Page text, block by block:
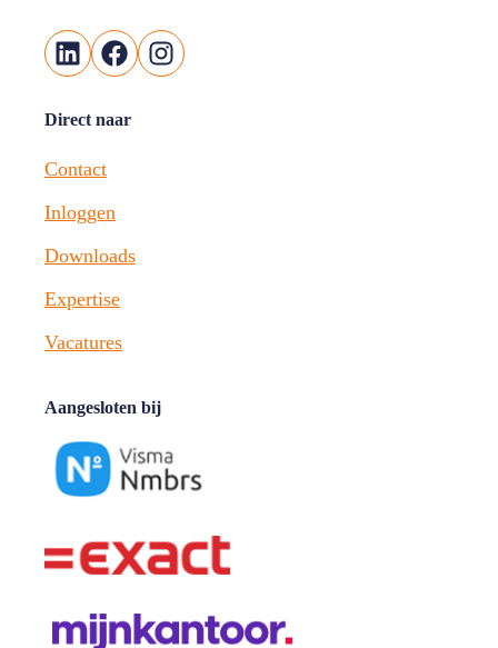
LinkedIn
FacebookInstagram
Direct naar
Contact
Inloggen
Downloads
Expertise
Vacatures
Aangesloten bij